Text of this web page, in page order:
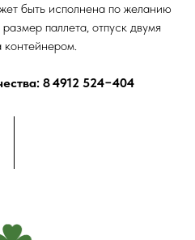
быть исполнена по желанию
паллета, отпуск двумя
контейнером.
8 4912 524−404